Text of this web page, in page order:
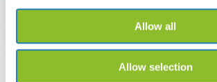
Allow all
Allow selection